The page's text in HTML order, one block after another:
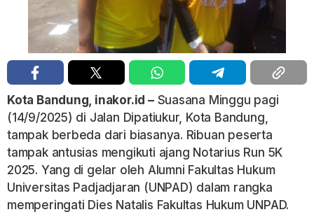
Kota Bandung, inakor.id –Suasana Minggu pagi
(14/9/2025) di Jalan Dipatiukur, Kota Bandung,
tampak berbeda dari biasanya. Ribuan peserta
tampak antusias mengikuti ajang Notarius Run 5K
2025. Yang di gelar oleh Alumni Fakultas Hukum
Universitas Padjadjaran (UNPAD) dalam rangka
memperingati Dies Natalis Fakultas Hukum UNPAD.